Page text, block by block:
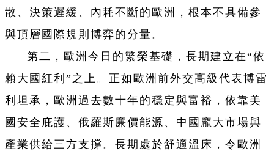
散、決策遲緩、內耗不斷的歐洲，根本不具備參
與頂層國際規則博弈的分量。
第二，歐洲今日的繁榮基礎，長期建立在“依
賴大國紅利”之上。正如歐洲前外交高級代表博雷
利坦承，歐洲過去數十年的穩定與富裕，依靠美
國安全庇護、俄羅斯廉價能源、中國龐大市場與
產業供給三方支撐。長期處於舒適溫床，令歐洲